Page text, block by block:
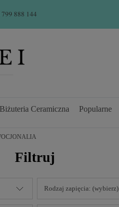
799 888 144
Biżuteria Ceramiczna Popularne
Filtruj
Rodzaj zapięcia: (wybierz)